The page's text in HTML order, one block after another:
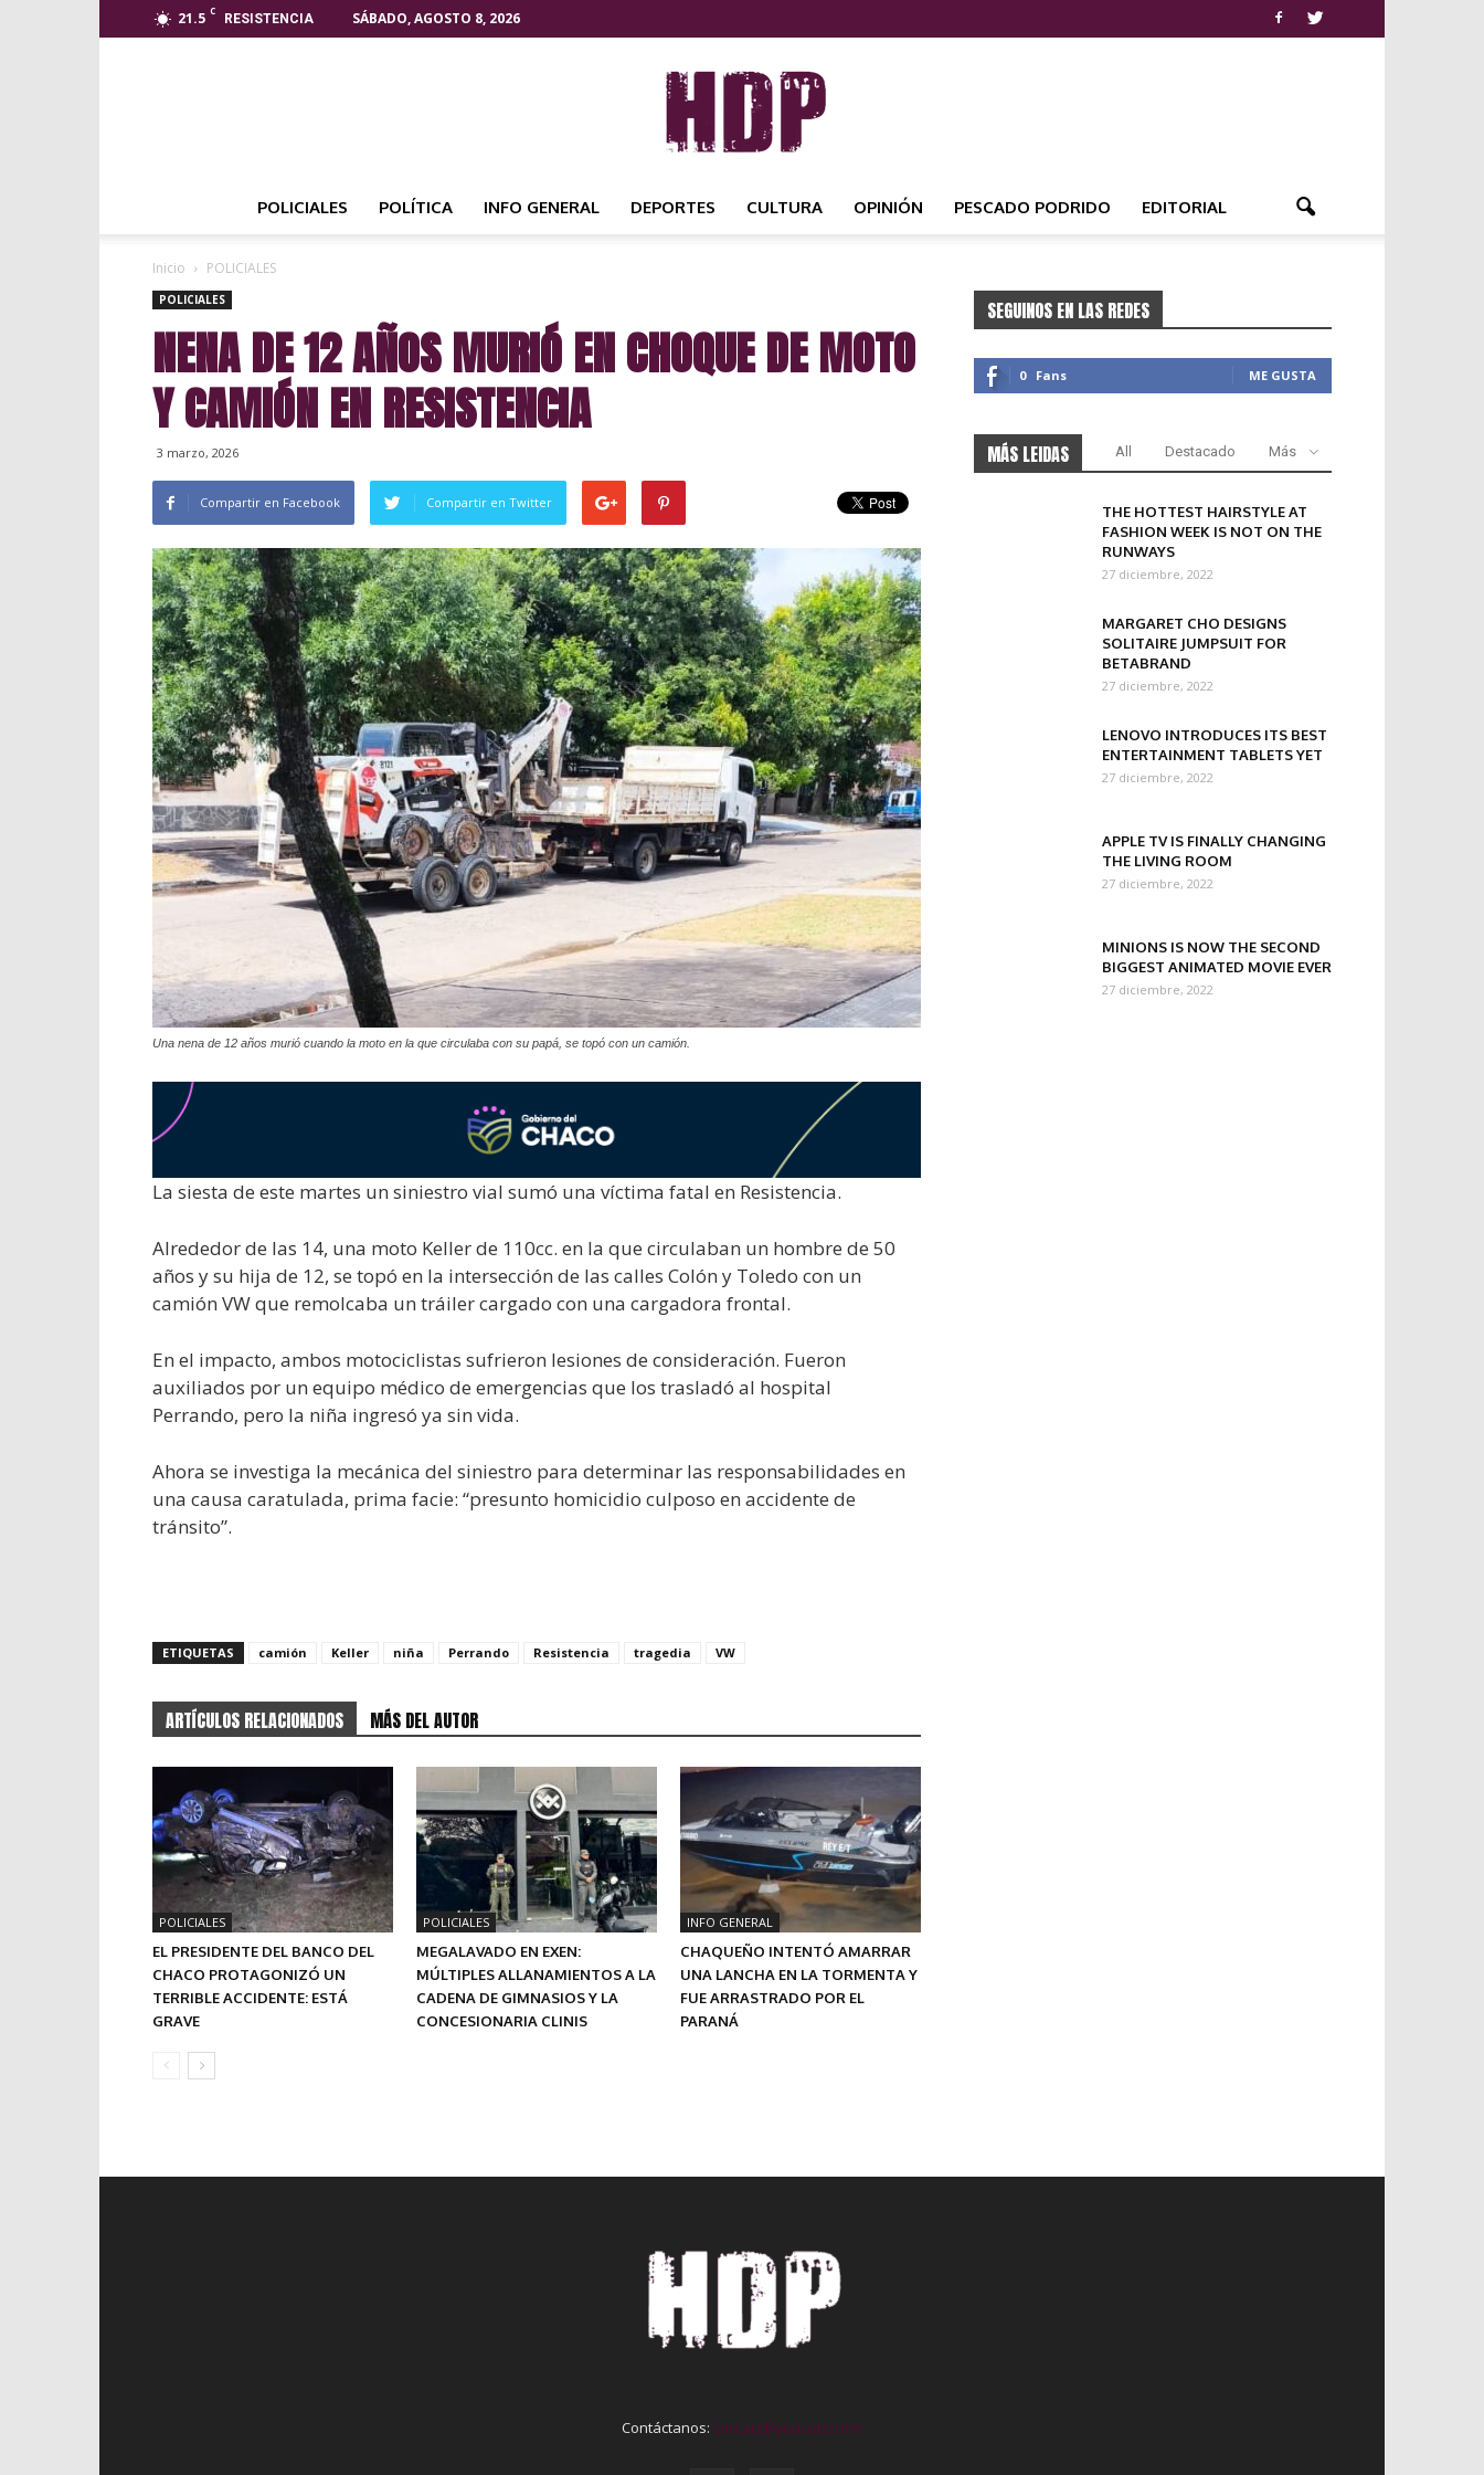
21.5 C
RESISTENCIA SÁBADO, AGOSTO 8, 2026
NOTICIAS
POLICIALES POLÍTICA INFO GENERAL DEPORTES CULTURA OPINIÓN PESCADO PODRIDO EDITORIAL
Inicio POLICIALES
POLICIALES
NENA DE 12 AÑOS MURIÓ EN CHOQUE DE MOTO
Y CAMIÓN EN RESISTENCIA
3 marzo, 2026
Compartir en Facebook Compartir en Twitter
Una nena de 12 años murió cuando la moto en la que circulaba con su papá, se topó con un camión.
La siesta de este martes un siniestro vial sumó una víctima fatal en Resistencia.
Alrededor de las 14, una moto Keller de 110cc. en la que circulaban un hombre de 50
años y su hija de 12, se topó en la intersección de las calles Colón y Toledo con un
camión VW que remolcaba un tráiler cargado con una cargadora frontal.
En el impacto, ambos motociclistas sufrieron lesiones de consideración. Fueron
auxiliados por un equipo médico de emergencias que los trasladó al hospital
Perrando, pero la niña ingresó ya sin vida.
Ahora se investiga la mecánica del siniestro para determinar las responsabilidades en
una causa caratulada, prima facie: “presunto homicidio culposo en accidente de
tránsito”.
ETIQUETAS camión Keller niña Perrando Resistencia tragedia VW
ARTÍCULOS RELACIONADOS MÁS DEL AUTOR
POLICIALES
EL PRESIDENTE DEL BANCO DEL
CHACO PROTAGONIZÓ UN
TERRIBLE ACCIDENTE: ESTÁ
GRAVE
POLICIALES
MEGALAVADO EN EXEN:
MÚLTIPLES ALLANAMIENTOS A LA
CADENA DE GIMNASIOS Y LA
CONCESIONARIA CLINIS
INFO GENERAL
CHAQUEÑO INTENTÓ AMARRAR
UNA LANCHA EN LA TORMENTA Y
FUE ARRASTRADO POR EL
PARANÁ
SEGUINOS EN LAS REDES
0 Fans ME GUSTA
MÁS LEIDAS All Destacado Más
THE HOTTEST HAIRSTYLE AT
FASHION WEEK IS NOT ON THE
RUNWAYS
27 diciembre, 2022
MARGARET CHO DESIGNS
SOLITAIRE JUMPSUIT FOR
BETABRAND
27 diciembre, 2022
LENOVO INTRODUCES ITS BEST
ENTERTAINMENT TABLETS YET
27 diciembre, 2022
APPLE TV IS FINALLY CHANGING
THE LIVING ROOM
27 diciembre, 2022
MINIONS IS NOW THE SECOND
BIGGEST ANIMATED MOVIE EVER
27 diciembre, 2022
Contáctanos: contact@yoursite.com